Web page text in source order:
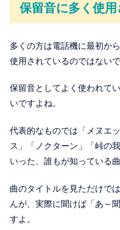
保留音に多く使
多くの方は電話機に最初か
使用されているのではないで
保留音としてよく使われて
いですよね。
代表的なものでは「メヌエ
ス」「ノクターン」「峠の
いった、誰もが知っている
曲のタイトルを見ただけで
んが、実際に聞けば「あ～
すよ。